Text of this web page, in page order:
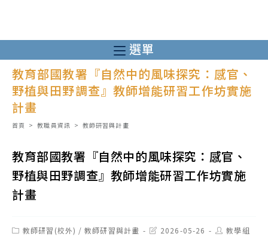
至
主
要
內
選單
教育部國教署『自然中的風味探究：感官、
野植與田野調查』教師增能研習工作坊實施
計畫
首頁 > 教職員資訊 > 教師研習與計畫
教育部國教署『自然中的風味探究：感官、
野植與田野調查』教師增能研習工作坊實施
計畫
Post教師研習(校外) / 教師研習與計畫
Post2026-05-26
Post教學組